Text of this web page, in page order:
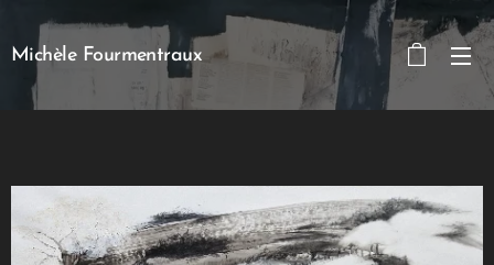
Michèle Fourmentraux